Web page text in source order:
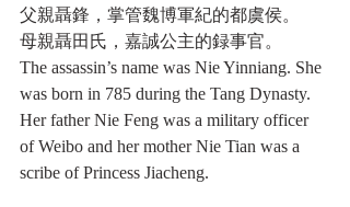
父親聶鋒，掌管魏博軍紀的都虞侯。
母親聶田氏，嘉誠公主的録事官。
The assassin’s name was Nie Yinniang. She
was born in 785 during the Tang Dynasty.
Her father Nie Feng was a military officer
of Weibo and her mother Nie Tian was a
scribe of Princess Jiacheng.